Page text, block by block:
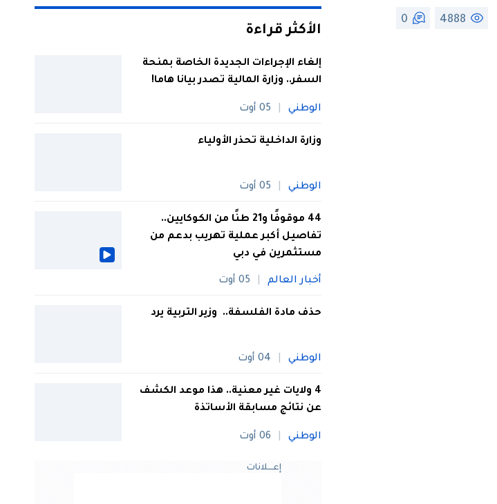
4888
0
الأكثر قراءة
إلغاء الإجراءات الجديدة الخاصة بمنحة
السفر.. وزارة المالية تصدر بيانا هاما!
الوطني 05 أوت
وزارة الداخلية تحذر الأولياء
الوطني 05 أوت
44 موقوفًا و21 طنًا من الكوكايين..
تفاصيل أكبر عملية تهريب بدعم من
مستثمرين في دبي
أخبار العالم 05 أوت
حذف مادة الفلسفة.. وزير التربية يرد
الوطني 04 أوت
4 ولايات غير معنية.. هذا موعد الكشف
عن نتائج مسابقة الأساتذة
الوطني 06 أوت
إعــــلانات